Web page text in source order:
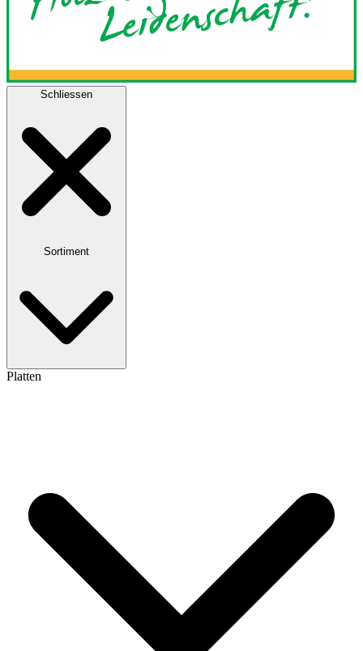
Schliessen
Sortiment
Platten